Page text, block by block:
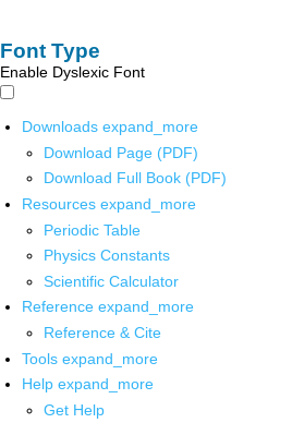
Font Type
Enable Dyslexic Font
Downloads expand_more
Download Page (PDF)
Download Full Book (PDF)
Resources expand_more
Periodic Table
Physics Constants
Scientific Calculator
Reference expand_more
Reference & Cite
Tools expand_more
Help expand_more
Get Help